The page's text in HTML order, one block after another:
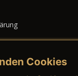
Cookies